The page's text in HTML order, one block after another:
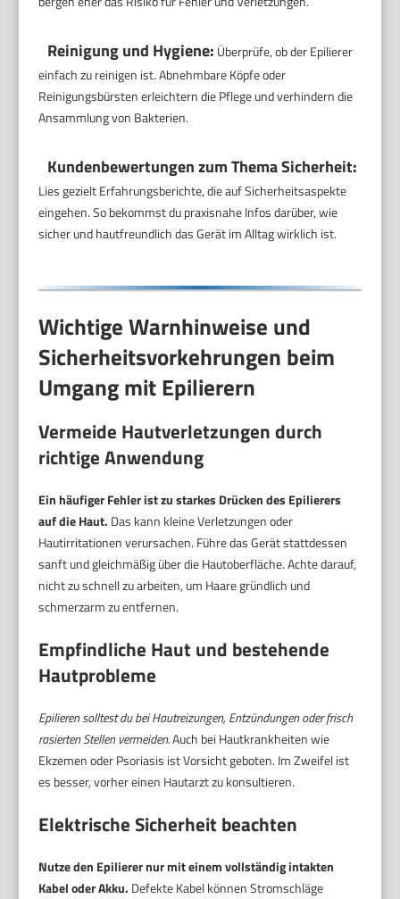
Reinigung und Hygiene: Überprüfe, ob der Epilierer
einfach zu reinigen ist. Abnehmbare Köpfe oder
Reinigungsbürsten erleichtern die Pflege und verhindern die
Ansammlung von Bakterien.
Kundenbewertungen zum Thema Sicherheit:
Lies gezielt Erfahrungsberichte, die auf Sicherheitsaspekte
eingehen. So bekommst du praxisnahe Infos darüber, wie
sicher und hautfreundlich das Gerät im Alltag wirklich ist.
Wichtige Warnhinweise und
Sicherheitsvorkehrungen beim
Umgang mit Epilierern
Vermeide Hautverletzungen durch
richtige Anwendung
Ein häufiger Fehler ist zu starkes Drücken des Epilierers
auf die Haut. Das kann kleine Verletzungen oder
Hautirritationen verursachen. Führe das Gerät stattdessen
sanft und gleichmäßig über die Hautoberfläche. Achte darauf,
nicht zu schnell zu arbeiten, um Haare gründlich und
schmerzarm zu entfernen.
Empfindliche Haut und bestehende
Hautprobleme
Epilieren solltest du bei Hautreizungen, Entzündungen oder frisch
rasierten Stellen vermeiden.Auch bei Hautkrankheiten wie
Ekzemen oder Psoriasis ist Vorsicht geboten. Im Zweifel ist
es besser, vorher einen Hautarzt zu konsultieren.
Elektrische Sicherheit beachten
Nutze den Epilierer nur mit einem vollständig intakten
Kabel oder Akku. Defekte Kabel können Stromschläge